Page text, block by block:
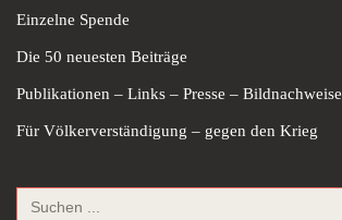
Einzelne Spende
Die 50 neuesten Beiträge
Publikationen – Links – Presse – Bildnachweise
Für Völkerverständigung – gegen den Krieg
Search
for: